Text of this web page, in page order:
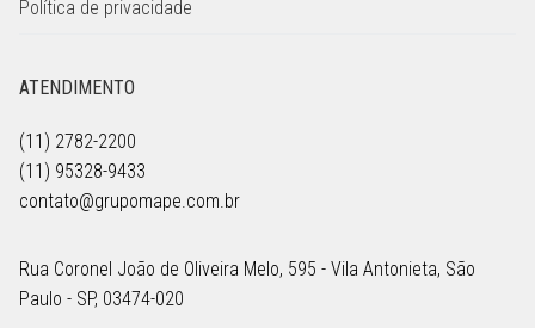
Política de privacidade
ATENDIMENTO
(11) 2782-2200
(11) 95328-9433
contato@grupomape.com.br
Rua Coronel João de Oliveira Melo, 595 - Vila Antonieta, São
Paulo - SP, 03474-020